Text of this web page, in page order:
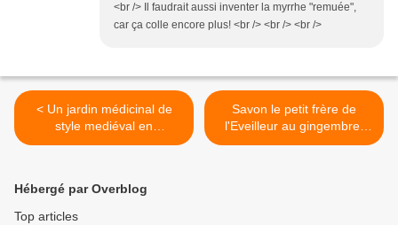
<br /> Il faudrait aussi inventer la myrrhe "remuée",
car ça colle encore plus! <br /> <br /> <br />
< Un jardin médicinal de
style mediéval en
Allemagne
Savon le petit frère de
l'Eveilleur au gingembre-
tulsi-urucu >
Hébergé par Overblog
Top articles